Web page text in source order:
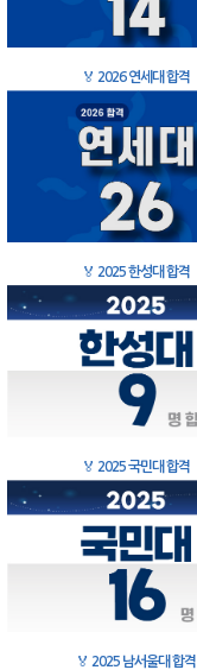
🏅 2026 연세대 합격
🏅 2025 한성대 합격
🏅 2025 국민대 합격
🏅 2025 남서울대 합격